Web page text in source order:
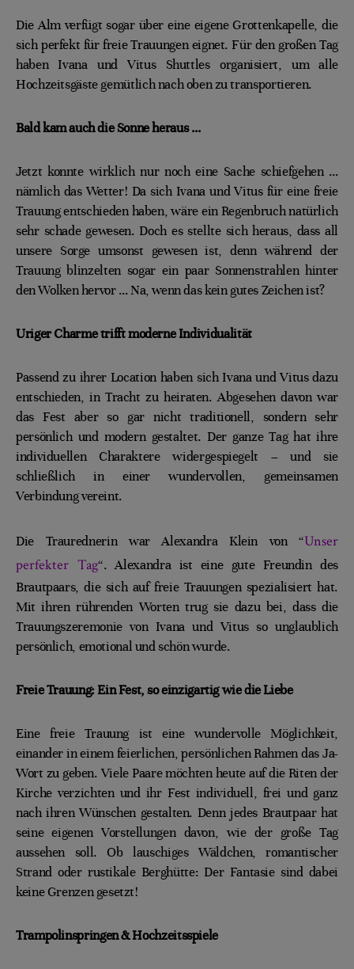
Die Alm verfügt sogar über eine eigene Grottenkapelle, die
sich perfekt für freie Trauungen eignet. Für den großen Tag
haben Ivana und Vitus Shuttles organisiert, um alle
Hochzeitsgäste gemütlich nach oben zu transportieren.
Bald kam auch die Sonne heraus …
Jetzt konnte wirklich nur noch eine Sache schiefgehen …
nämlich das Wetter! Da sich Ivana und Vitus für eine freie
Trauung entschieden haben, wäre ein Regenbruch natürlich
sehr schade gewesen. Doch es stellte sich heraus, dass all
unsere Sorge umsonst gewesen ist, denn während der
Trauung blinzelten sogar ein paar Sonnenstrahlen hinter
den Wolken hervor … Na, wenn das kein gutes Zeichen ist?
Uriger Charme trifft moderne Individualität
Passend zu ihrer Location haben sich Ivana und Vitus dazu
entschieden, in Tracht zu heiraten. Abgesehen davon war
das Fest aber so gar nicht traditionell, sondern sehr
persönlich und modern gestaltet. Der ganze Tag hat ihre
individuellen Charaktere widergespiegelt – und sie
schließlich in einer wundervollen, gemeinsamen
Verbindung vereint.
Die Traurednerin war Alexandra Klein von “Unser
perfekter Tag“. Alexandra ist eine gute Freundin des
Brautpaars, die sich auf freie Trauungen spezialisiert hat.
Mit ihren rührenden Worten trug sie dazu bei, dass die
Trauungszeremonie von Ivana und Vitus so unglaublich
persönlich, emotional und schön wurde.
Freie Trauung: Ein Fest, so einzigartig wie die Liebe
Eine freie Trauung ist eine wundervolle Möglichkeit,
einander in einem feierlichen, persönlichen Rahmen das Ja-
Wort zu geben. Viele Paare möchten heute auf die Riten der
Kirche verzichten und ihr Fest individuell, frei und ganz
nach ihren Wünschen gestalten. Denn jedes Brautpaar hat
seine eigenen Vorstellungen davon, wie der große Tag
aussehen soll. Ob lauschiges Wäldchen, romantischer
Strand oder rustikale Berghütte: Der Fantasie sind dabei
keine Grenzen gesetzt!
Trampolinspringen & Hochzeitsspiele